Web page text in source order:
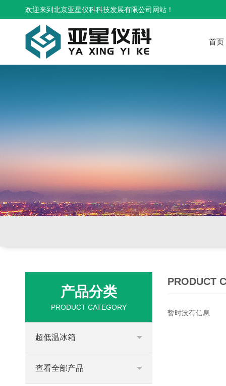
欢迎来到北京亚星仪科科技发展有限公司网站！
首页
产品分类
PRODUCT CATEGORY
超低温冰箱
查看全部产品
PRODUCT
暂时没有信息